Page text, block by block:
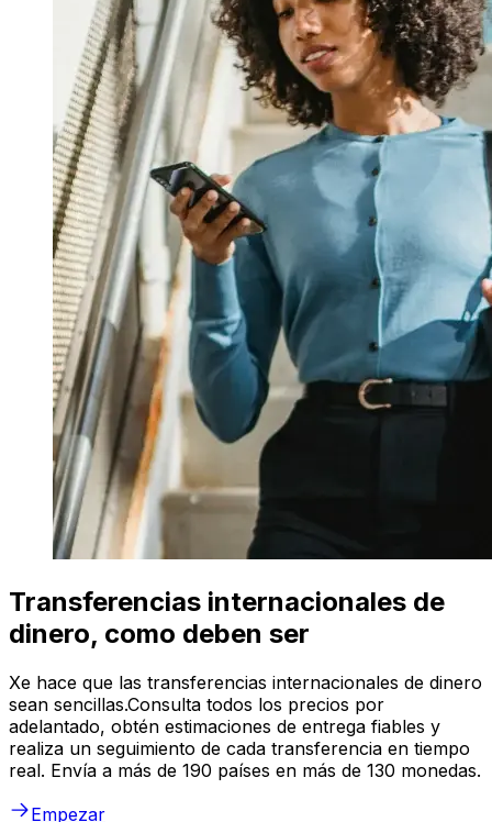
Transferencias internacionales de
dinero, como deben ser
Xe hace que las transferencias internacionales de dinero
sean sencillas.Consulta todos los precios por
adelantado, obtén estimaciones de entrega fiables y
realiza un seguimiento de cada transferencia en tiempo
real. Envía a más de 190 países en más de 130 monedas.
Empezar